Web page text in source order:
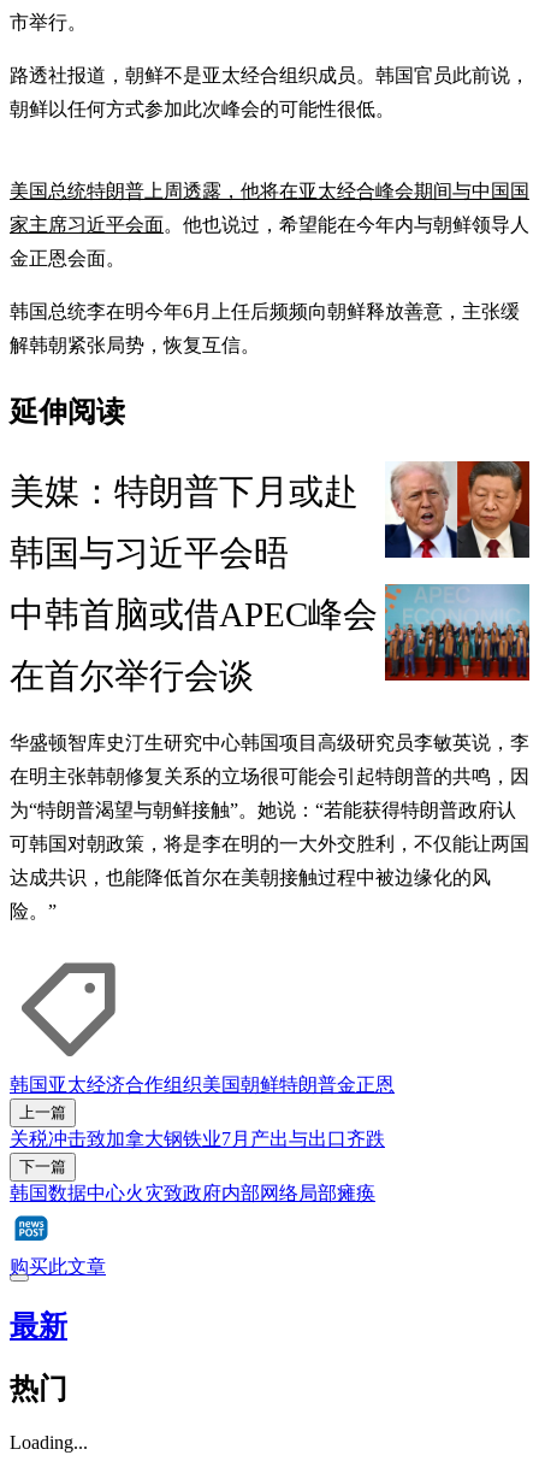
市举行。
路透社报道，朝鲜不是亚太经合组织成员。韩国官员此前说，
朝鲜以任何方式参加此次峰会的可能性很低。
美国总统特朗普上周透露，他将在亚太经合峰会期间与中国国
家主席习近平会面。他也说过，希望能在今年内与朝鲜领导人
金正恩会面。
韩国总统李在明今年6月上任后频频向朝鲜释放善意，主张缓
解韩朝紧张局势，恢复互信。
延伸阅读
美媒：特朗普下月或赴
韩国与习近平会晤
中韩首脑或借APEC峰会
在首尔举行会谈
华盛顿智库史汀生研究中心韩国项目高级研究员李敏英说，李
在明主张韩朝修复关系的立场很可能会引起特朗普的共鸣，因
为“特朗普渴望与朝鲜接触”。她说：“若能获得特朗普政府认
可韩国对朝政策，将是李在明的一大外交胜利，不仅能让两国
达成共识，也能降低首尔在美朝接触过程中被边缘化的风
险。”
韩国亚太经济合作组织美国朝鲜特朗普金正恩
上一篇
关税冲击致加拿大钢铁业7月产出与出口齐跌
下一篇
韩国数据中心火灾致政府内部网络局部瘫痪
购买此文章
最新
热门
Loading...